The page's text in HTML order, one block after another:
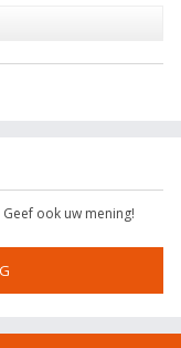
ook uw mening!